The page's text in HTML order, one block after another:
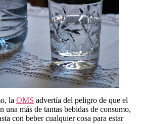
la OMS advertía del peligro de que el
una más de tantas bebidas de consumo,
con beber cualquier cosa para estar